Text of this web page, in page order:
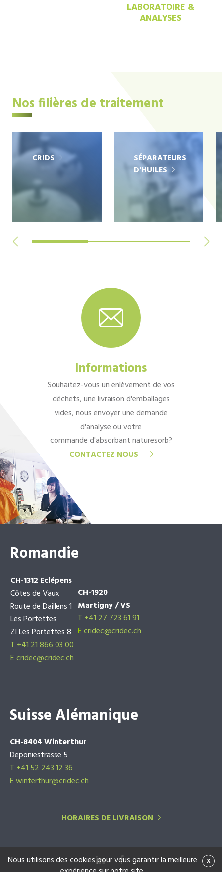
LABORATOIRE &
ANALYSES
Nos filières de traitement
CRIDS
SÉPARATEURS
D'HUILES
Informations
Souhaitez-vous un enlèvement de vos
déchets, une livraison d'emballages
vides, nous envoyer une demande
d'analyse ou votre
commande d'absorbant naturesorb?
CONTACTEZ NOUS
Romandie
CH-1312 Eclépens
Côtes de Vaux
Route de Daillens 1
Les Portettes
ZI Les Portettes 8
T +41 21 866 03 00
Ecridec@cridec.ch
CH-1920
Martigny / VS
T +41 27 723 61 91
Ecridec@cridec.ch
Suisse Alémanique
CH-8404 Winterthur
Deponiestrasse 5
T +41 52 243 12 36
E winterthur@cridec.ch
HORAIRES DE LIVRAISON
x
Nous utilisons des cookies pour vous garantir la meilleure